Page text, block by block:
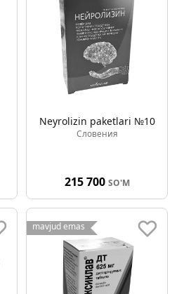
Neyrolizin paketlari №10
Словения
215 700 SO'M
mavjud emas